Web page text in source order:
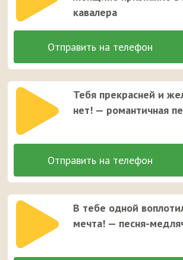
кавалера
Тебя прекрасней и
нет! — романтичная
В тебе одной
мечта! — песня-